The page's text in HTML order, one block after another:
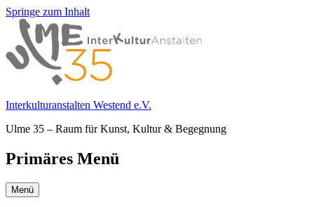
Springe zum Inhalt
Interkulturanstalten Westend e.V.
Ulme 35 – Raum für Kunst, Kultur & Begegnung
Primäres Menü
Menü